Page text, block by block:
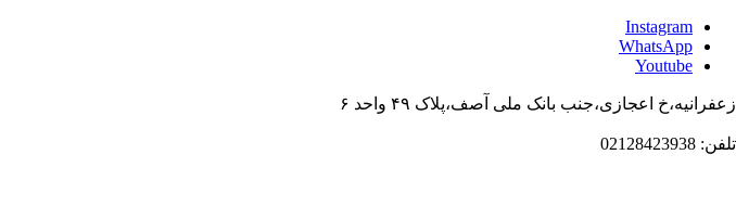
Instagram
WhatsApp
Youtube
زعفرانیه،خ اعجازی،جنب بانک ملی آصف،پلاک ۴۹ واحد ۶
تلفن: 02128423938